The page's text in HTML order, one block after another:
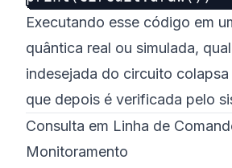
Executando esse código em
quântica real ou simulada,
indesejada do circuito colapsa
que depois é verificada pelo
Consulta em Linha de
Monitoramento